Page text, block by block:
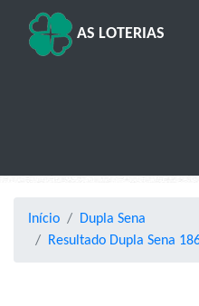
AS LOTERIAS
Início
Dupla Sena
Resultado Dupla Sena